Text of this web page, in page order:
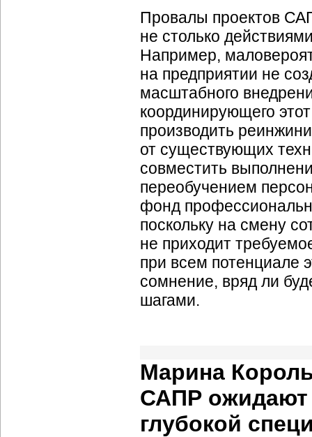
Провалы проектов
не столько
Например,
на предприятии не
масштабного
координирующего
производить
от существующих
совместить
переобучением
фонд
поскольку на смену
не приходит
при всем потенциале
сомнение, вряд ли
шагами.
Марина
САПР ожидают
глубокой